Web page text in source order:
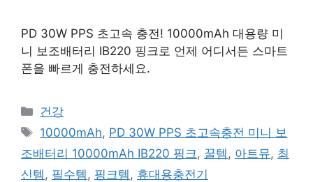
PD 30W PPS 초고속 충전! 10000mAh 대용량 미
니 보조배터리 IB220 핑크로 언제 어디서든 스마트
폰을 빠르게 충전하세요.
카
테
리
건강
태
그
10000mAh, PD 30W PPS 초고속충전 미니 보
조배터리 10000mAh IB220 핑크 , 꿀템 , 아트뮤, 최
신템 , 필수템 , 핑크템 , 휴대용충전기